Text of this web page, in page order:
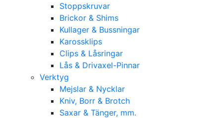
Stoppskruvar
Brickor & Shims
Kullager & Bussningar
Karossklips
Clips & Låsringar
Lås & Drivaxel-Pinnar
Verktyg
Mejslar & Nycklar
Kniv, Borr & Brotch
Saxar & Tänger, mm.